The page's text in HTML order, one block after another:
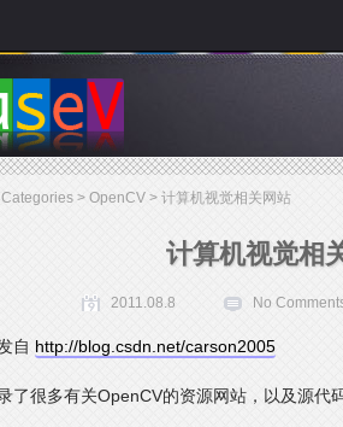
> OpenCV > 计算机视觉相关网站
计算机视觉相
2011.08.8 No
自 http://blog.csdn.net/carson2005
了很多有关OpenCV的资源网站，以及源代